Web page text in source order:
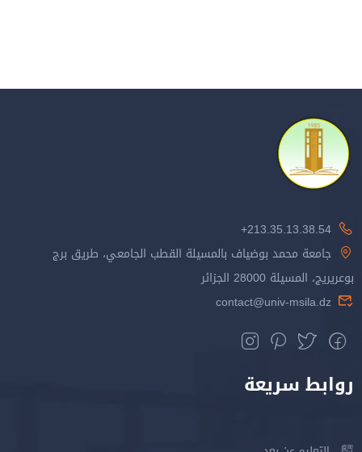
213.35.13.38.54+
جامعة محمد بوضياف بالمسيلة القطب الجامعي، طريق برج
بوعريريج، المسيلة 28000 الجزائر
contact@univ-msila.dz
روابط سريعة